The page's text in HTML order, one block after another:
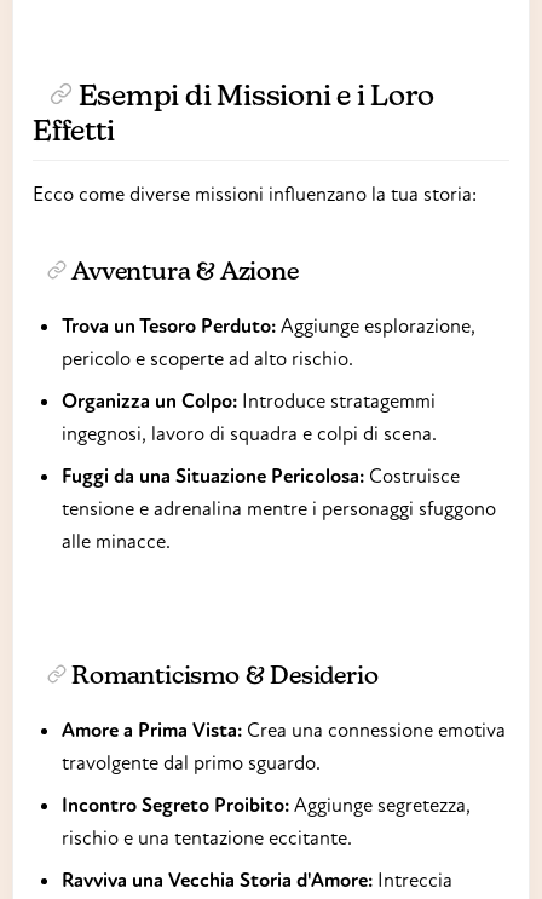
Esempi di Missioni e i Loro
Effetti
Ecco come diverse missioni influenzano la tua storia:
Avventura & Azione
Trova un Tesoro Perduto:Aggiunge esplorazione,
pericolo e scoperte ad alto rischio.
Organizza un Colpo:Introduce stratagemmi
ingegnosi, lavoro di squadra e colpi di scena.
Fuggi da una Situazione Pericolosa:Costruisce
tensione e adrenalina mentre i personaggi sfuggono
alle minacce.
Romanticismo & Desiderio
Amore a Prima Vista:Crea una connessione emotiva
travolgente dal primo sguardo.
Incontro Segreto Proibito:Aggiunge segretezza,
rischio e una tentazione eccitante.
Ravviva una Vecchia Storia d'Amore:Intreccia